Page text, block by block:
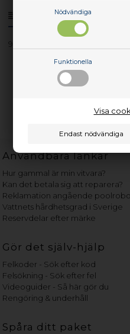
Nödvändiga
Funktionella
Visa
Produktinfo
94971817401
Användbara länkar
Hur gammal är min vitvara?
Kan det betala sig att reparera?
Reklamation angående
Vattnets hårdhetsgrad i Sverige
Reservdelar efter märke
Gör det själv-hjälp
Felkoder - Sök efter kod
Felsökning - Sök efter fel
Videoguider - Så här gör du
Rengöring & underhåll
Spåra ditt paket